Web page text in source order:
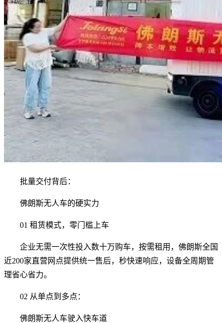
批量交付背后：
佛朗斯无人车的硬实力
01 租赁模式，零门槛上车
企业无需一次性投入数十万购车，按需租用，佛朗斯全国
近200家直营网点提供统一售后，秒快速响应，设备全周期管
理省心省力。
02 从单点到多点：
佛朗斯无人车驶入快车道